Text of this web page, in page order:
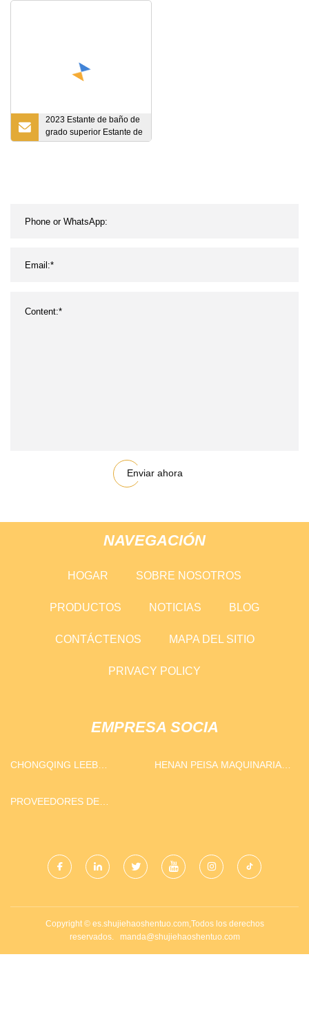
2023 Estante de baño de
grado superior Estante de
acero de paleta de metal
servicio mediano apilable
Enviar ahora
NAVEGACIÓN
HOGAR SOBRE NOSOTROS
PRODUCTOS NOTICIAS BLOG
CONTÁCTENOS MAPA DEL SITIO
PRIVACY POLICY
EMPRESA SOCIA
CHONGQING LEEB
HENAN PEISA MAQUINARIA
PROVEEDORES DE
Copyright © es.shujiehaoshentuo.com,Todos los derechos
reservados. manda@shujiehaoshentuo.com